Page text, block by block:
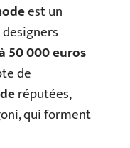
est un
50 000 euros
de
réputées,
qui forment